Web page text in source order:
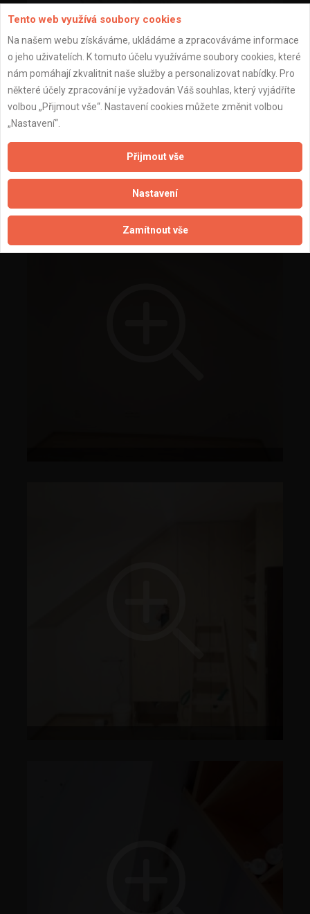
Tento web využívá soubory cookies
Na našem webu získáváme, ukládáme a zpracováváme informace
o jeho uživatelích. K tomuto účelu využíváme soubory cookies, které
nám pomáhají zkvalitnit naše služby a personalizovat nabídky. Pro
některé účely zpracování je vyžadován Váš souhlas, který vyjádříte
volbou „Přijmout vše“. Nastavení cookies můžete změnit volbou
„Nastavení“.
Přijmout vše
Nastavení
Zamítnout vše